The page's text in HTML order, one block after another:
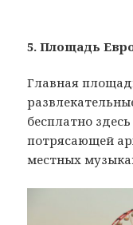
5. Площадь
Главная
бесплатно
потрясающей
местных